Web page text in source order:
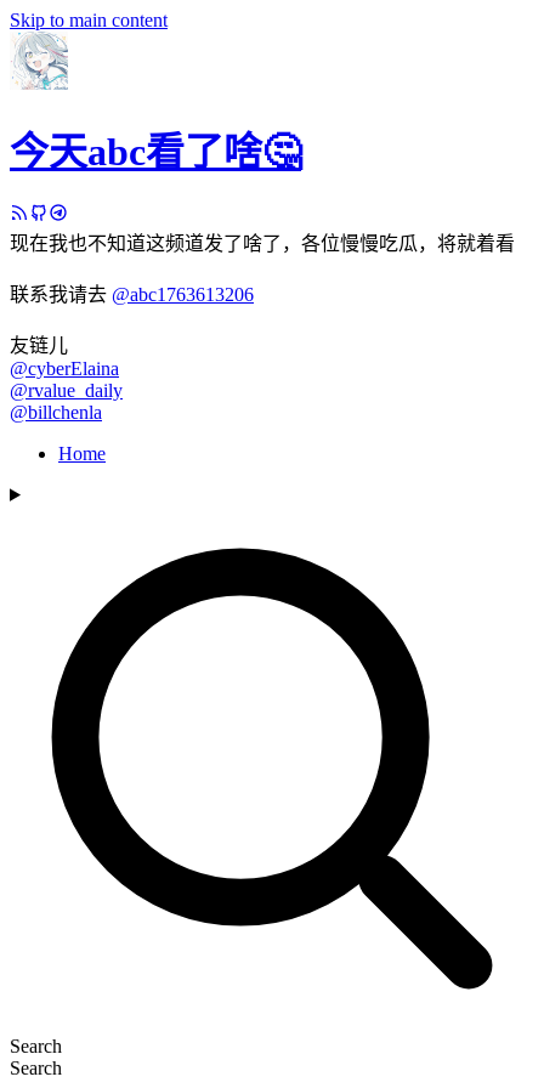
Skip to main content
今天abc看了啥🤔
现在我也不知道这频道发了啥了，各位慢慢吃瓜，将就着看
联系我请去 @abc1763613206
友链儿
@cyberElaina
@rvalue_daily
@billchenla
Home
Search
Search